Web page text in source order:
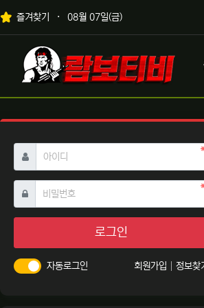
상단 네비
즐겨찾기 08월 07일(금)
메인 메뉴
로고
아이디 필수
비밀번호필수
로그인
자동로그인 회원가입 정보찾